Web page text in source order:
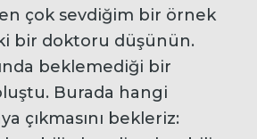
çok sevdiğim bir örnek
bir doktoru düşünün.
beklemediği bir
Burada hangi
çıkmasını bekleriz: